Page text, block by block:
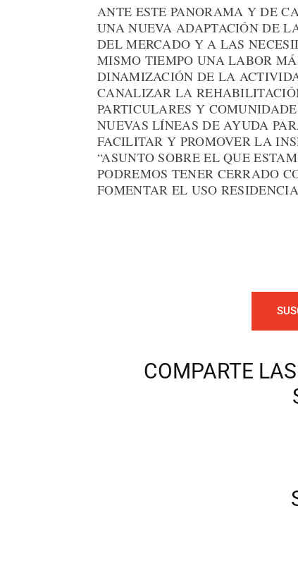
ANTE ESTE PANORAMA Y DE
UNA NUEVA ADAPTACIÓN DE
DEL MERCADO Y A LAS
MISMO TIEMPO UNA LABOR
DINAMIZACIÓN DE LA
CANALIZAR LA
PARTICULARES Y
NUEVAS LÍNEAS DE AYUDA
FACILITAR Y PROMOVER LA
“ASUNTO SOBRE EL QUE
PODREMOS TENER CERRADO
FOMENTAR EL USO
COMPARTE